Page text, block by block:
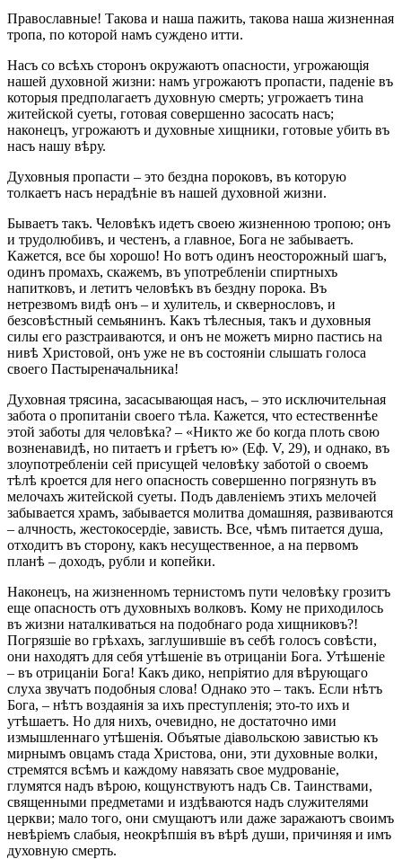
Православные! Такова и наша пажить, такова наша жизненная
тропа, по которой намъ суждено итти.
Насъ со всѣхъ сторонъ окружаютъ опасности, угрожающія
нашей духовной жизни: намъ угрожаютъ пропасти, паденіе въ
которыя предполагаетъ духовную смерть; угрожаетъ тина
житейской суеты, готовая совершенно засосать насъ;
наконецъ, угрожаютъ и духовные хищники, готовые убить въ
насъ нашу вѣру.
Духовныя пропасти – это бездна пороковъ, въ которую
толкаетъ насъ нерадѣніе въ нашей духовной жизни.
Бываетъ такъ. Человѣкъ идетъ своею жизненною тропою; онъ
и трудолюбивъ, и честенъ, а главное, Бога не забываетъ.
Кажется, все бы хорошо! Но вотъ одинъ неосторожный шагъ,
одинъ промахъ, скажемъ, въ употребленіи спиртныхъ
напитковъ, и летитъ человѣкъ въ бездну порока. Въ
нетрезвомъ видѣ онъ – и хулитель, и сквернословъ, и
безсовѣстный семьянинъ. Какъ тѣлесныя, такъ и духовныя
силы его разстраиваются, и онъ не можетъ мирно пастись на
нивѣ Христовой, онъ уже не въ состояніи слышать голоса
своего Пастыреначальника!
Духовная трясина, засасывающая насъ, – это исключительная
забота о пропитаніи своего тѣла. Кажется, что естественнѣе
этой заботы для человѣка? – «Никто же бо когда плоть свою
возненавидѣ, но питаетъ и грѣетъ ю» (Еф. V, 29), и однако, въ
злоупотребленіи сей присущей человѣку заботой о своемъ
тѣлѣ кроется для него опасность совершенно погрязнуть въ
мелочахъ житейской суеты. Подъ давленіемъ этихъ мелочей
забывается храмъ, забывается молитва домашняя, развиваются
– алчность, жестокосердіе, зависть. Все, чѣмъ питается душа,
отходитъ въ сторону, какъ несущественное, а на первомъ
планѣ – доходъ, рубли и копейки.
Наконецъ, на жизненномъ тернистомъ пути человѣку грозитъ
еще опасность отъ духовныхъ волковъ. Кому не приходилось
въ жизни наталкиваться на подобнаго рода хищниковъ?!
Погрязшіе во грѣхахъ, заглушившіе въ себѣ голосъ совѣсти,
они находятъ для себя утѣшеніе въ отрицаніи Бога. Утѣшеніе
– въ отрицаніи Бога! Какъ дико, непріятио для вѣрующаго
слуха звучатъ подобныя слова! Однако это – такъ. Если нѣтъ
Бога, – нѣтъ воздаянія за ихъ преступленія; это-то ихъ и
утѣшаетъ. Но для нихъ, очевидно, не достаточно ими
измышленнаго утѣшенія. Объятые діавольскою завистью къ
мирнымъ овцамъ стада Христова, они, эти духовные волки,
стремятся всѣмъ и каждому навязать свое мудрованіе,
глумятся надъ вѣрою, кощунствуютъ надъ Св. Таинствами,
священными предметами и издѣваются надъ служителями
церкви; мало того, они смущаютъ или даже заражаютъ своимъ
невѣріемъ слабыя, неокрѣпшія въ вѣрѣ души, причиняя и имъ
духовную смерть.